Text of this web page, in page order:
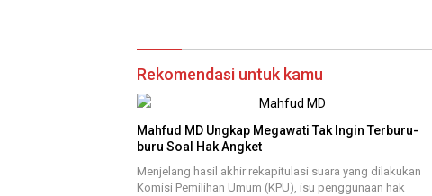
Rekomendasi untuk kamu
Mahfud MD Ungkap Megawati Tak Ingin Terburu-
buru Soal Hak Angket
Menjelang hasil akhir rekapitulasi suara yang dilakukan
Komisi Pemilihan Umum (KPU), isu penggunaan hak